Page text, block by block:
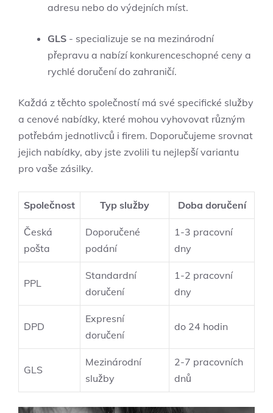
adresu nebo do výdejních ⁤míst.
GLS -​ specializuje se na mezinárodní
přepravu a nabízí konkurenceschopné ceny a
rychlé‌ doručení do zahraničí.
Každá z těchto společností má své specifické služby
a cenové nabídky, které mohou vyhovovat různým
potřebám jednotlivců i firem. Doporučujeme srovnat
jejich nabídky, aby jste zvolili tu​ nejlepší variantu
pro vaše zásilky.
Společnost Typ ‌služby Doba doručení
Česká
pošta
Doporučené
podání
1-3 pracovní
dny
PPL
Standardní
doručení
1-2 pracovní
dny
DPD
Expresní
doručení
do ‍24 hodin
GLS
Mezinárodní⁤
služby
2-7 pracovních
dnů